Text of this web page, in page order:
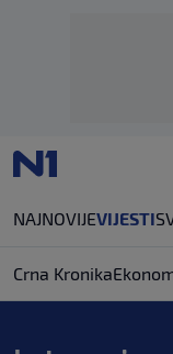
NAJNOVIJEVIJESTI
Crna Kronika